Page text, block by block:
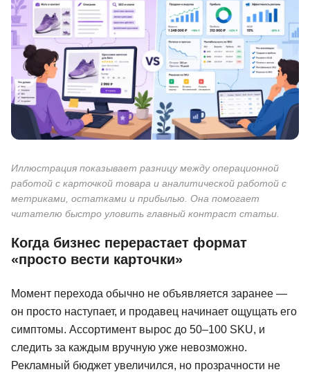
Иллюстрация показывает разницу между операционной
работой с карточкой товара и аналитической работой с
метриками, остатками и прибылью. Она помогает
читателю быстро уловить главный контраст статьи.
Когда бизнес перерастает формат
«просто вести карточки»
Момент перехода обычно не объявляется заранее —
он просто наступает, и продавец начинает ощущать его
симптомы. Ассортимент вырос до 50–100 SKU, и
следить за каждым вручную уже невозможно.
Рекламный бюджет увеличился, но прозрачности не